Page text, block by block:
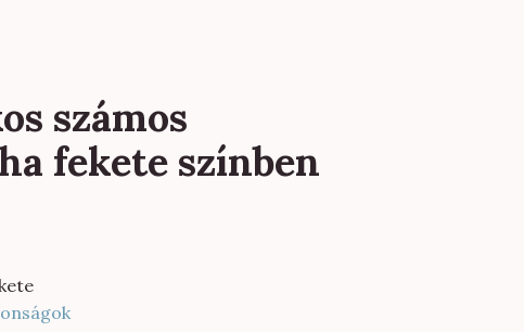
számos
fekete színben